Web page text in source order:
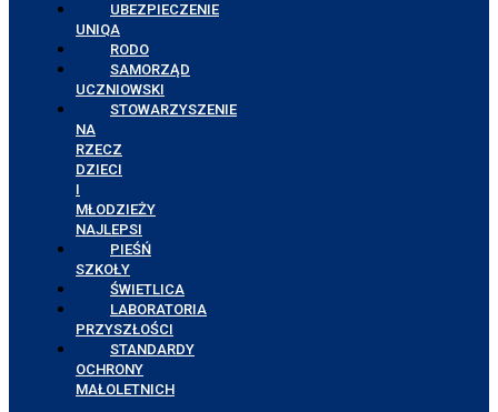
UBEZPIECZENIE
UNIQA
RODO
SAMORZĄD
UCZNIOWSKI
STOWARZYSZENIE
NA
RZECZ
DZIECI
I
MŁODZIEŻY
NAJLEPSI
PIEŚŃ
SZKOŁY
ŚWIETLICA
LABORATORIA
PRZYSZŁOŚCI
STANDARDY
OCHRONY
MAŁOLETNICH